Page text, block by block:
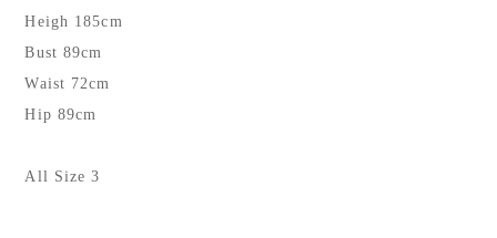
Heigh 185cm
Bust 89cm
Waist 72cm
Hip 89cm
All Size 3